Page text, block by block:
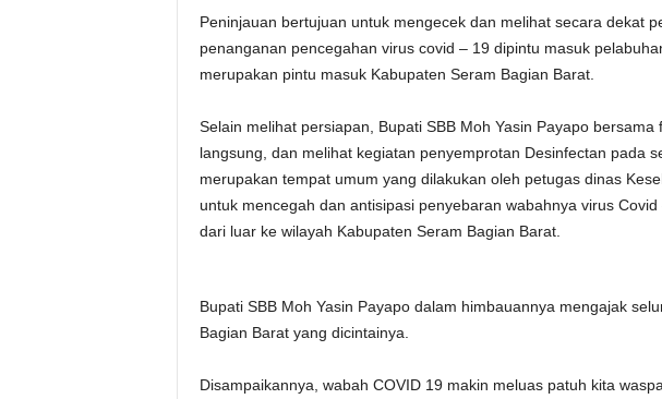
Peninjauan bertujuan untuk mengecek dan melihat secara dekat
penanganan pencegahan virus covid – 19 dipintu masuk
merupakan pintu masuk Kabupaten Seram Bagian Barat.
Selain melihat persiapan, Bupati SBB Moh Yasin Payapo
langsung, dan melihat kegiatan penyemprotan Desinfectan pada
merupakan tempat umum yang dilakukan oleh petugas dinas
untuk mencegah dan antisipasi penyebaran wabahnya virus
dari luar ke wilayah Kabupaten Seram Bagian Barat.
Bupati SBB Moh Yasin Payapo dalam himbauannya mengajak
Bagian Barat yang dicintainya.
Disampaikannya, wabah COVID 19 makin meluas patuh kita